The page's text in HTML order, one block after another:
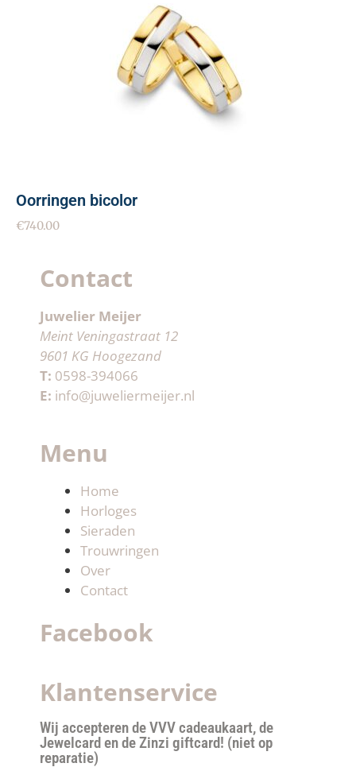
Oorringen bicolor
€740.00
Contact
Juwelier Meijer
Meint Veningastraat 12
9601 KG Hoogezand
T: 0598-394066
E: info@juweliermeijer.nl
Menu
Home
Horloges
Sieraden
Trouwringen
Over
Contact
Facebook
Klantenservice
Wij accepteren de VVV cadeaukaart, de
Jewelcard en de Zinzi giftcard! (niet op
reparatie)